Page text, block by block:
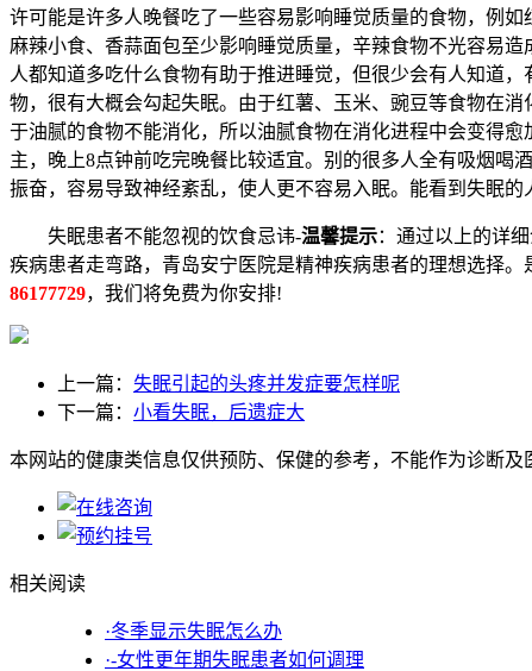
许可能是许多人晚餐吃了一些容易影响睡觉质量的食物，例
麻辣小食、香蒜面包至少影响睡觉质量，辛辣食物不光容易
人都知道多吃什么食物有助于推进睡觉，但很少会有人知道
物，很有大概会勾起失眠。由于红薯、玉米、豌豆等食物在
于油腻的食物不能消化，所以油腻食物在消化进程中会变得
主，晚上8点钟前吃完晚餐比较适宜。别的很多人全有吸烟喝
振奋，容易导致神经紊乱，使人更不容易入眠。能看到失眠
失眠患者不能忽视的饮食忌讳-温馨提示：通过以上的详
疾病患者走弯路，青岛安宁医院是精神疾病患者的理想选择
86177729，我们将免费为你安排!
上一篇： 失眠引起的头疼并发症要怎样呢
下一篇： 小看失眠，后遗症大
本网站的健康类信息仅供预防、保健的参考，不能作为诊断
相关阅读
·冬季显示失眠怎么办
·-女性更年期失眠患者如何调理